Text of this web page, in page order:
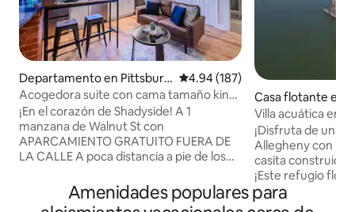
Departamento en Pittsburg
h
Calificación promedio: 4.94 de
4.94 (187)
Acogedora suite con cama tamaño king
junto a Walnut
¡En el corazón de Shadyside! A 1
manzana de Walnut St con
APARCAMIENTO GRATUITO FUERA DE
LA CALLE A poca distancia a pie de los
minutos en coche de CMU y Pitt.
Apartamento de 1 dormitorio y 1 baño en
Casa flotante en
Villa acuática en
¡Disfruta de una
Allegheny con
casita construida
¡Este refugio
distintivo plano
y vistas
Amenidades populares para